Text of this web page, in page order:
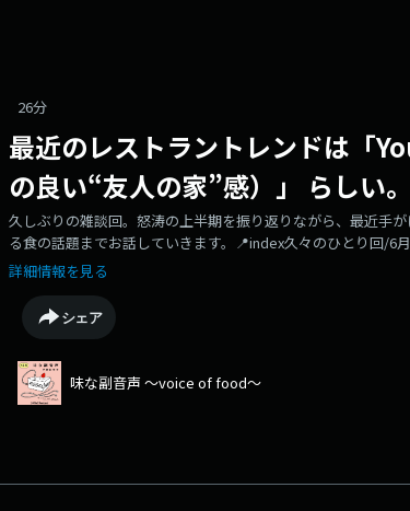
26分
最近のレストラントレンドは「
の良い“友人の家”感）」 らしい
久しぶりの雑談回。怒涛の上半期を振り返りながら、最近手
る食の話題までお話していきます。📍index久々のひとり回/
るお茶の時間/すべすべのシーツの上でクリームドーナツが食
チの京都限定味/いつだってお茶しよう、どこだって連れ出そ
オープン/神々たちの共演/左官仕上げの壁/火を囲む、分かち
ワード/レストラン・バーの潮流は/YourCool Friend’s
白志むら】『九十九餅』・・・・・・・・・・・・・・・・
Podcasts, Spotify, Amazon Music.🎙️Podcast毎週月曜日に新
の様子をお届け！https://www.instagram.com/
詳細情報を見る
シェア
味な副音声 ～voice of food～